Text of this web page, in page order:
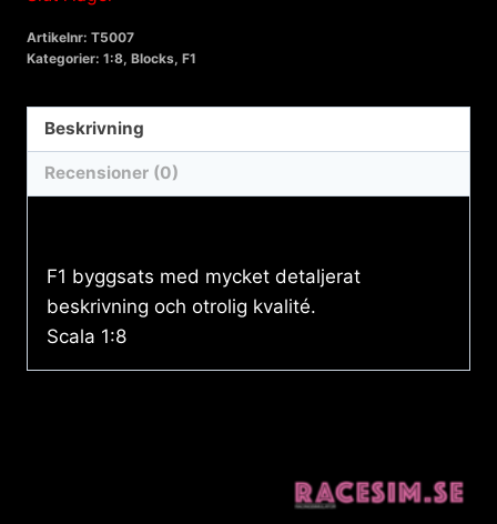
Artikelnr: T5007
Kategorier: 1:8, Blocks, F1
Beskrivning
Recensioner (0)
F1 byggsats med mycket detaljerat
beskrivning och otrolig kvalité.
Scala 1:8